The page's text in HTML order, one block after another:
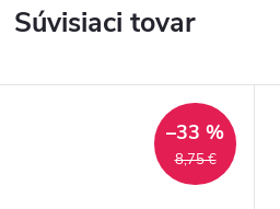
Súvisiaci tovar
8,75 €
–33 %